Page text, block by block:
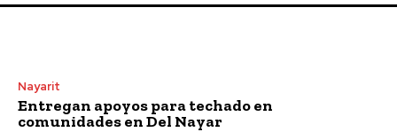
Nayarit
Entregan apoyos para techado en
comunidades en Del Nayar